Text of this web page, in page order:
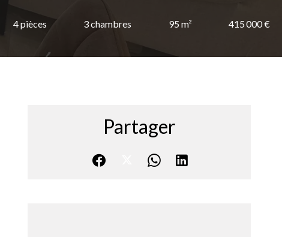
4 pièces 3 chambres 95 m² 415 000 €
Partager